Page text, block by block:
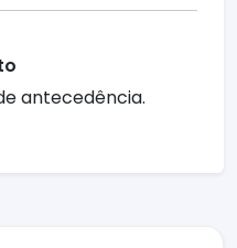
antecedência.